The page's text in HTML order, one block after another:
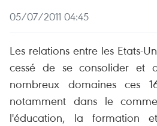
05/07/2011 04:45
Les relations entre les Etats-
cessé de se consolider et
nombreux domaines ces
notamment dans le
l'éducation, la formation